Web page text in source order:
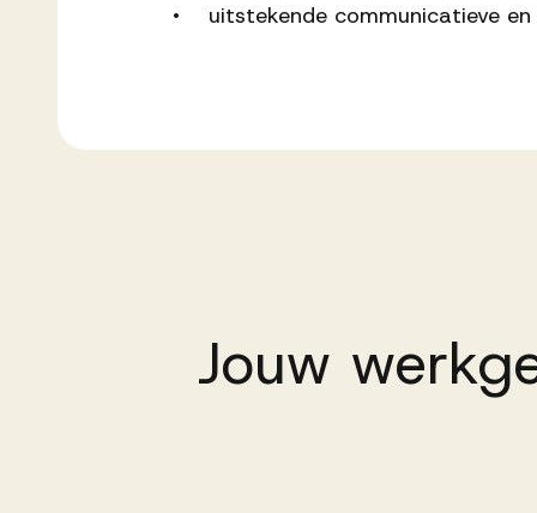
• uitstekende communicatieve en
Jouw